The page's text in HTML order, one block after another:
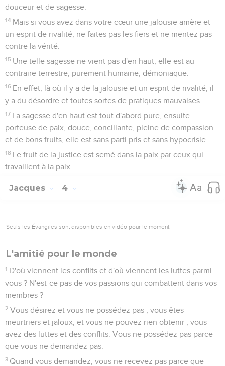
douceur et de sagesse.
14 Mais si vous avez dans votre cœur une jalousie amère et
un esprit de rivalité, ne faites pas les fiers et ne mentez pas
contre la vérité.
15 Une telle sagesse ne vient pas d'en haut, elle est au
contraire terrestre, purement humaine, démoniaque.
16 En effet, là où il y a de la jalousie et un esprit de rivalité, il
y a du désordre et toutes sortes de pratiques mauvaises.
17 La sagesse d'en haut est tout d'abord pure, ensuite
porteuse de paix, douce, conciliante, pleine de compassion
et de bons fruits, elle est sans parti pris et sans hypocrisie.
18 Le fruit de la justice est semé dans la paix par ceux qui
travaillent à la paix.
Jacques 4
Seuls les Évangiles sont disponibles en vidéo pour le moment.
L'amitié pour le monde
1 D'où viennent les conflits et d'où viennent les luttes parmi
vous ? N'est-ce pas de vos passions qui combattent dans vos
membres ?
2 Vous désirez et vous ne possédez pas ; vous êtes
meurtriers et jaloux, et vous ne pouvez rien obtenir ; vous
avez des luttes et des conflits. Vous ne possédez pas parce
que vous ne demandez pas.
3 Quand vous demandez, vous ne recevez pas parce que